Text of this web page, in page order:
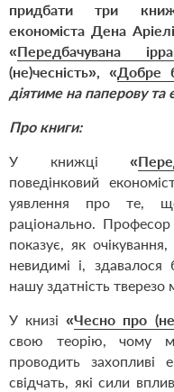
придбати три
економіста Дена
«Передбачувана
(не)чесність», «Добре
діятиме на паперову
Про книги:
У книжці«
поведінковий
уявлення про те,
раціонально.
показує, як
невидимі і,
нашу здатність тверезо
У книзі«Чесно про
свою теорію, чому
проводить захопливі
свідчать, які сили